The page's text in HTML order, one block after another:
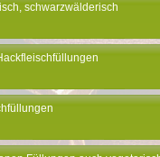
schwarzwälderisch